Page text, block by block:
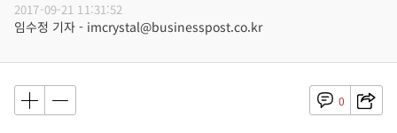
2017-09-21 11:31:52
임수정 기자 - imcrystal@businesspost.co.kr
0